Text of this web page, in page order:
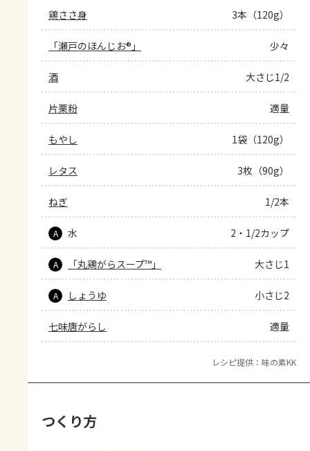
鶏ささ身 3本（120g）
「瀬戸のほんじお®」 少々
酒 大さじ1/2
片栗粉 適量
もやし 1袋（120g）
レタス 3枚（90g）
ねぎ 1/2本
A 水 2・1/2カップ
A 「丸鶏がらスープ™」 大さじ1
A しょうゆ 小さじ2
七味唐がらし 適量
レシピ提供：味の素KK
つくり方